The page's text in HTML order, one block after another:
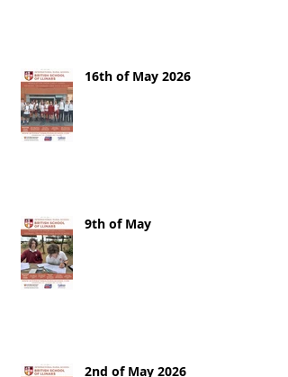
16th of May 2026
9th of May
2nd of May 2026